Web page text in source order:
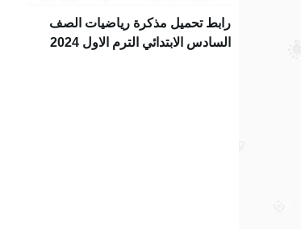
رابط تحميل مذكرة رياضيات الصف
السادس الابتدائي الترم الاول 2024